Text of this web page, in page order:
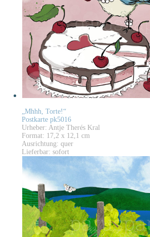
„Mhhh, Torte!“
Postkarte pk5016
Urheber: Antje Therés Kral
Format: 17,2 x 12,1 cm
Ausrichtung: quer
Lieferbar: sofort